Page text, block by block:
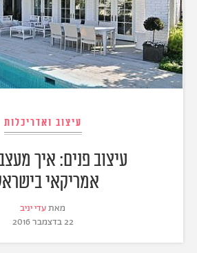
עיצוב ואדריכלות
עיצוב פנים: איך
אמריקאי
מאתעדי יניב
22 בדצמבר 2016